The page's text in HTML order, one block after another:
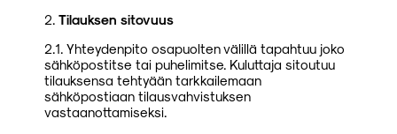
2. Tilauksen sitovuus
2.1. Yhteydenpito osapuolten välillä tapahtuu joko
sähköpostitse tai puhelimitse. Kuluttaja sitoutuu
tilauksensa tehtyään tarkkailemaan
sähköpostiaan tilausvahvistuksen
vastaanottamiseksi.